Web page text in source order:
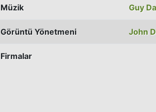
Müzik Guy
Görüntü Yönetmeni John
Firmalar